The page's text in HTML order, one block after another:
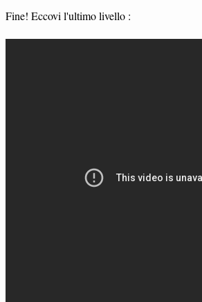
Fine! Eccovi l'ultimo livello :